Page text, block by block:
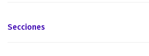
Secciones